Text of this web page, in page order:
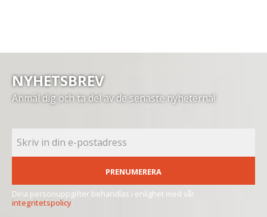
NYHETSBREV
Anmäl dig och ta del av de senaste nyheterna!
PRENUMERERA
Dina personuppgifter behandlas i enlighet med vår
integritetspolicy.